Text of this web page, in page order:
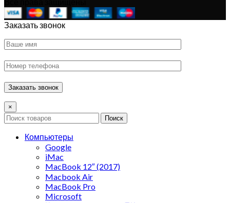
Заказать звонок
×
Поиск
Компьютеры
Google
iMac
MacBook 12″ (2017)
Macbook Air
MacBook Pro
Microsoft